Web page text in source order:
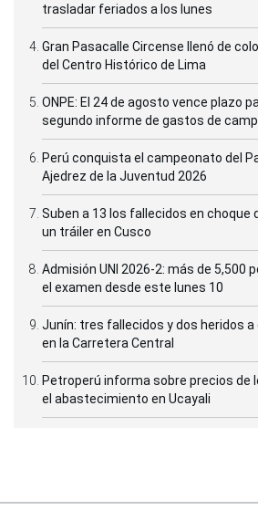
trasladar feriados a los lunes
Gran Pasacalle Circense llenó de
del Centro Histórico de Lima
ONPE: El 24 de agosto vence plazo
segundo informe de gastos de
Perú conquista el campeonato del
Ajedrez de la Juventud 2026
Suben a 13 los fallecidos en choque
un tráiler en Cusco
Admisión UNI 2026-2: más de 5,500
el examen desde este lunes 10
Junín: tres fallecidos y dos heridos
en la Carretera Central
Petroperú informa sobre precios de
el abastecimiento en Ucayali